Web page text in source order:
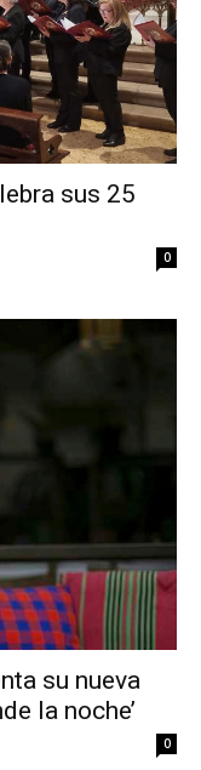
sus 25
0
su nueva
la noche’
0